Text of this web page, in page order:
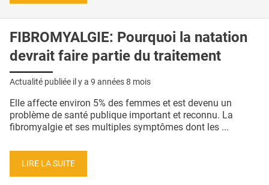
FIBROMYALGIE: Pourquoi la natation
devrait faire partie du traitement
Actualité publiée il y a 9 années 8 mois
Elle affecte environ 5% des femmes et est devenu un
problème de santé publique important et reconnu. La
fibromyalgie et ses multiples symptômes dont les ...
LIRE LA SUITE